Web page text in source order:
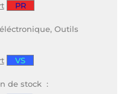
PR
Outils
VS
de stock :